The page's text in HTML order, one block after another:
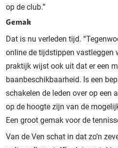
op de club.”
Gemak
Dat is nu verleden tijd.
online de tijdstippen vastleggen
praktijk wijst ook uit dat er een
baanbeschikbaarheid. Is een
schakelen de leden over op een
op de hoogte zijn van de
Een groot gemak voor de
Van de Ven schat in dat zo’n